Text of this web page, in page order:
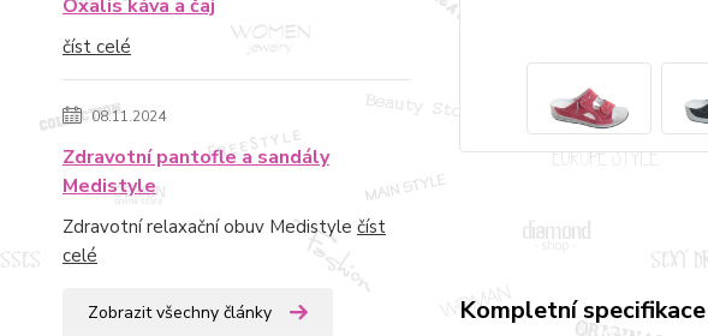
Oxalis káva a čaj
číst celé
08.11.2024
Zdravotní pantofle a sandály
Medistyle
Zdravotní relaxační obuv Medistyle číst
celé
Zobrazit všechny články Kompletní specifikace